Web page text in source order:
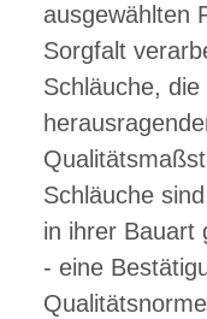
ausgewählten
Sorgfalt
Schläuche,
Schläuche
in ihrer Bauart
- eine